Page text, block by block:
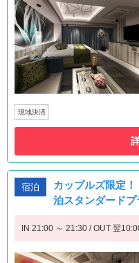
現地決済
宿泊
カップルズ限定
泊スタンダードプ
IN 21:00 ～ 21:30 / OUT 翌